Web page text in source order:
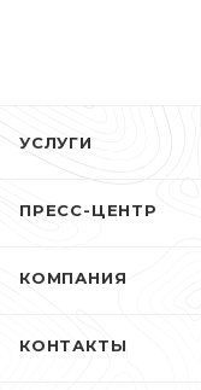
УСЛУГИ
ПРЕСС-ЦЕНТР
КОМПАНИЯ
КОНТАКТЫ